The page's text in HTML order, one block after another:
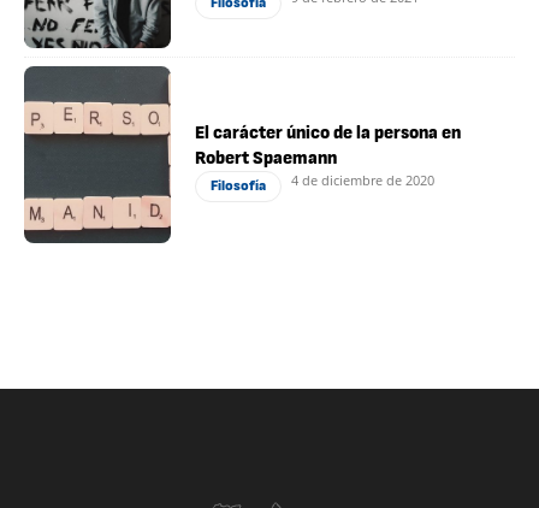
El carácter único de la persona en
Robert Spaemann
Filosofía 4 de diciembre de 2020